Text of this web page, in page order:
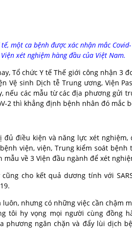
một ca bệnh được xác nhận mắc
Viện xét nghiệm hàng đầu của Việt Nam.
Tổ chức Y tế Thế giới công nhận 3
Vệ sinh Dịch tễ Trung ương, Viện
nếu các mẫu từ các địa phương gửi
2 thì khẳng định bệnh nhân đó mắc
đủ điều kiện và năng lực xét nghiệm,
viện, viện, Trung kiểm soát
về 3 Viện đầu ngành để xét
cho kết quả dương tính với
luôn, nhưng có những việc cần chậm
tôi hy vọng mọi người cùng đồng
phương ngăn chặn và đẩy lùi dịch